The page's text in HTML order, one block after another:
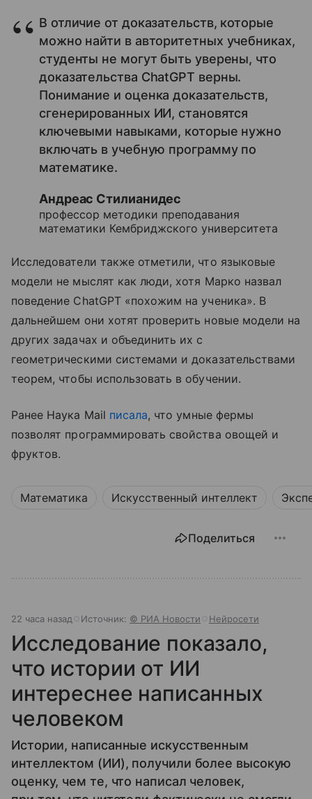
В отличие от доказательств, которые
можно найти в авторитетных учебниках,
студенты не могут быть уверены, что
доказательства ChatGPT верны.
Понимание и оценка доказательств,
сгенерированных ИИ, становятся
ключевыми навыками, которые нужно
включать в учебную программу по
математике.
Андреас Стилианидес
профессор методики преподавания
математики Кембриджского университета
Исследователи также отметили, что языковые
модели не мыслят как люди, хотя Марко назвал
поведение ChatGPT «похожим на ученика». В
дальнейшем они хотят проверить новые модели на
других задачах и объединить их с
геометрическими системами и доказательствами
теорем, чтобы использовать в обучении.
Ранее Наука Mail писала, что умные фермы
позволят программировать свойства овощей и
фруктов.
Математика Искусственный интеллект
Поделиться
22 часа назад Источник: © РИА Новости Нейросети
Исследование показало,
что истории от ИИ
интереснее написанных
человеком
Истории, написанные искусственным
интеллектом (ИИ), получили более высокую
оценку, чем те, что написал человек,